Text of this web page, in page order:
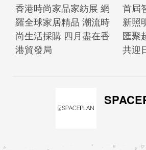
香港時尚家品家紡展 網
羅全球家居精品 潮流時
尚生活採購 四月盡在香
港貿發局
首屆
新照
匯聚
共迎